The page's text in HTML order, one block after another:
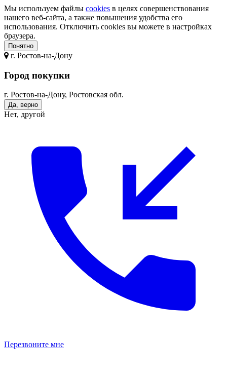
Мы используем файлы cookies в целях совершенствования
нашего веб-сайта, а также повышения удобства его
использования. Отключить cookies вы можете в настройках
браузера.
Понятно
г. Ростов-на-Дону
Город покупки
г. Ростов-на-Дону, Ростовская обл.
Да, верно
Нет, другой
Перезвоните мне